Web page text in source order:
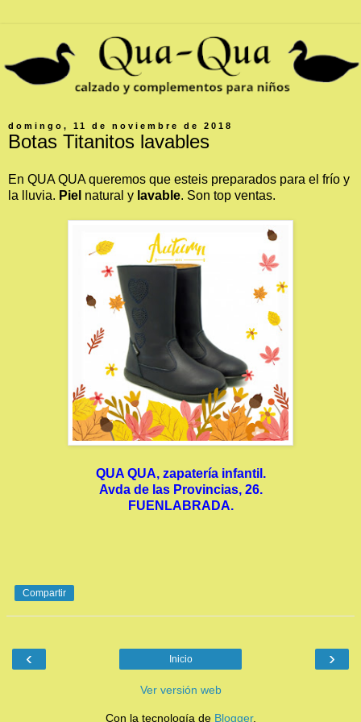
domingo, 11 de noviembre de 2018
Botas Titanitos lavables
En QUA QUA queremos que esteis preparados para el frío y
la lluvia. Piel natural y lavable. Son top ventas.
QUA QUA, zapatería infantil.
Avda de las Provincias, 26.
FUENLABRADA.
Compartir
‹ ›
Inicio
Ver versión web
Con la tecnología de Blogger.